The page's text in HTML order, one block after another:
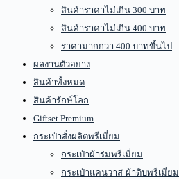
สินค้าราคาไม่เกิน 300 บาท
สินค้าราคาไม่เกิน 400 บาท
ราคามากกว่า 400 บาทขึ้นไป
ผลงานตัวอย่าง
สินค้าทั้งหมด
สินค้ารักษ์โลก
Giftset Premium
กระเป๋าสั่งผลิตพรีเมี่ยม
กระเป๋าผ้าร่มพรีเมี่ยม
กระเป๋าแคนวาส-ผ้าดิบพรีเมี่ยม